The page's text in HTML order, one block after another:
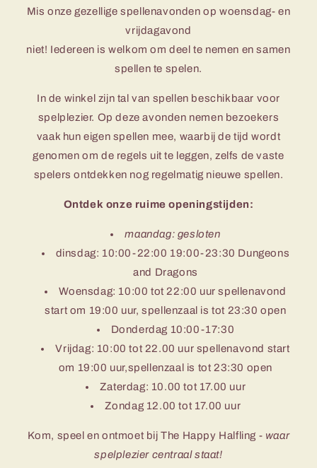
Mis onze gezellige spellenavonden op woensdag- en
vrijdagavond
niet! Iedereen is welkom om deel te nemen en samen
spellen te spelen.
In de winkel zijn tal van spellen beschikbaar voor
spelplezier. Op deze avonden nemen bezoekers
vaak hun eigen spellen mee, waarbij de tijd wordt
genomen om de regels uit te leggen, zelfs de vaste
spelers ontdekken nog regelmatig nieuwe spellen.
Ontdek onze ruime openingstijden:
maandag: gesloten
dinsdag: 10:00-22:00 19:00-23:30 Dungeons
and Dragons
Woensdag: 10:00 tot 22:00 uur spellenavond
start om 19:00 uur, spellenzaal is tot 23:30 open
Donderdag 10:00-17:30
Vrijdag: 10:00 tot 22.00 uur spellenavond start
om 19:00 uur,spellenzaal is tot 23:30 open
Zaterdag: 10.00 tot 17.00 uur
Zondag 12.00 tot 17.00 uur
Kom, speel en ontmoet bij The Happy Halfling - waar
spelplezier centraal staat!